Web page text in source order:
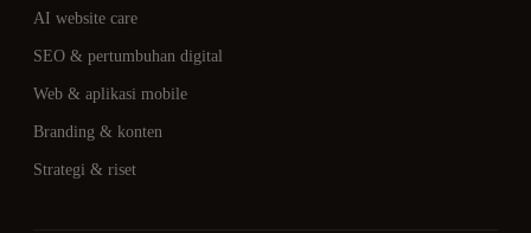
AI website care
SEO & pertumbuhan digital
Web & aplikasi mobile
Branding & konten
Strategi & riset